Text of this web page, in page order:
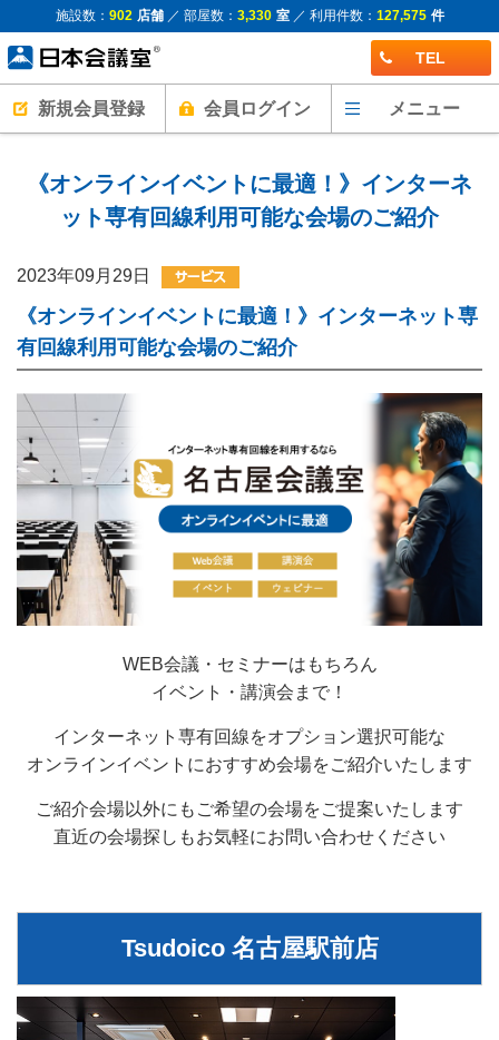
施設数： 902 店舗／ 部屋数： 3,330 室／ 利用件数： 127,575 件
TEL
新規会員登録 会員ログイン メニュー
《オンラインイベントに最適！》インターネ
ット専有回線利用可能な会場のご紹介
2023年09月29日
《オンラインイベントに最適！》インターネット専
有回線利用可能な会場のご紹介
WEB会議・セミナーはもちろん
イベント・講演会まで！
インターネット専有回線をオプション選択可能な
オンラインイベントにおすすめ会場をご紹介いたします
ご紹介会場以外にもご希望の会場をご提案いたします
直近の会場探しもお気軽にお問い合わせください
Tsudoico 名古屋駅前店